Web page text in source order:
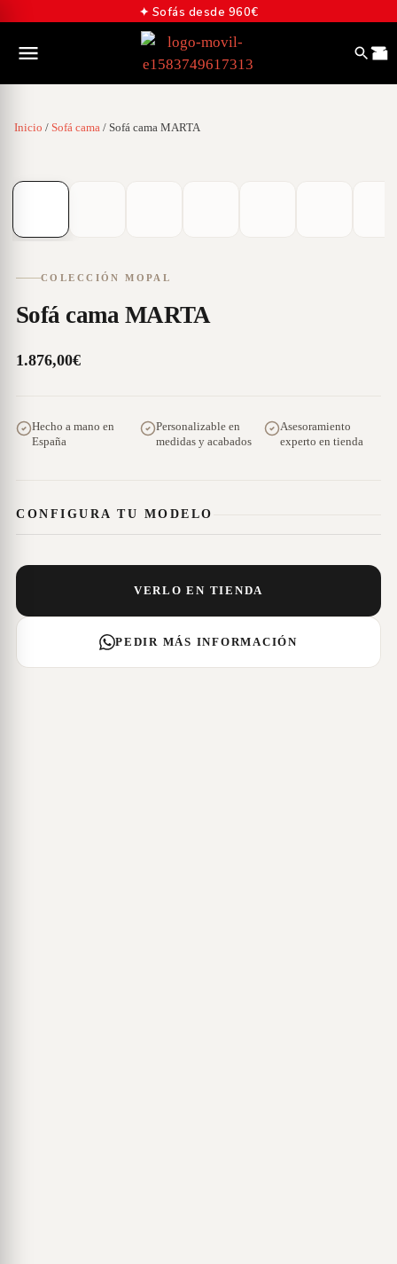
✦ Sofás desde 960€
Inicio / Sofá cama / Sofá cama MARTA
COLECCIÓN MOPAL
Sofá cama MARTA
1.876,00€
Hecho a mano en
España
Personalizable en
medidas y acabados
Asesoramiento
experto en tienda
CONFIGURA TU MODELO
VERLO EN TIENDA
PEDIR MÁS INFORMACIÓN